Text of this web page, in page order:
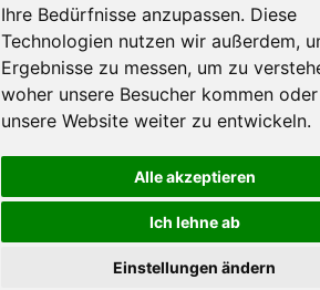
Ihre Bedürfnisse anzupassen. Diese
Technologien nutzen wir außerdem,
Ergebnisse zu messen, um zu
woher unsere Besucher kommen
unsere Website weiter zu entwickeln.
Alle akzeptieren
Ich lehne ab
Einstellungen ändern